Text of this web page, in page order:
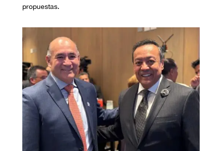
propuestas.